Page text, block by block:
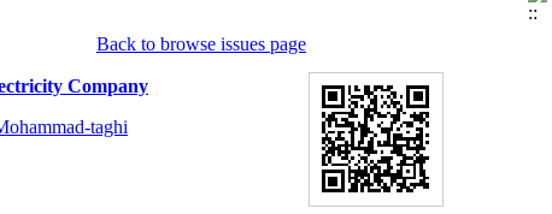
Back to browse issues page
Company
taghi